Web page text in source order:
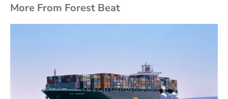
More From Forest Beat